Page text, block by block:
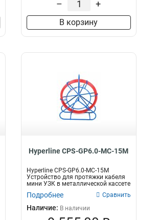
– +
В корзину
Hyperline CPS-GP6.0-МС-15M
Hyperline CPS-GP6.0-МС-15M
Устройство для протяжки кабеля
мини УЗК в металлической кассете
Подробнее Сравнить
Наличие: В наличии